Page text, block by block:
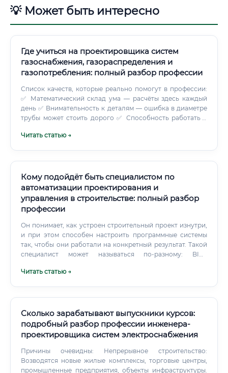
💡 Может быть интересно
Где учиться на проектировщика систем
газоснабжения, газораспределения и
газопотребления: полный разбор профессии
Список качеств, которые реально помогут в профессии:
✅ Математический склад ума — расчёты здесь каждый
день ✅ Внимательность к деталям — ошибка в диаметре
трубы может стоить дорого ✅ Способность работать с
применять их ✅ Коммуникабельность — переговоры с
нормативная база меняется регулярно Профессия
отлично подходит тем, кто хочет стабильный спрос на
свои услуги. Газификация России далека от завершения
— программа социальной газификации продлена,
десятки тысяч домовладений ждут подключения.
Читать статью →
Кому подойдёт быть специалистом по
автоматизации проектирования и
управления в строительстве: полный разбор
профессии
Он понимает, как устроен строительный проект изнутри,
и при этом способен настроить программные системы
так, чтобы они работали на конкретный результат. Такой
специалист может называться по-разному: BIM-
цифровому моделированию Инженер по автоматизации
проектирования) ⚡ Разница между этими должностями —
в масштабе задач и уровне ответственности.
Читать статью →
Сколько зарабатывают выпускники курсов:
подробный разбор профессии инженера-
проектировщика систем электроснабжения
Причины очевидны: Непрерывное строительство:
Возводятся новые жилые комплексы, торговые центры,
промышленные предприятия, объекты инфраструктуры.